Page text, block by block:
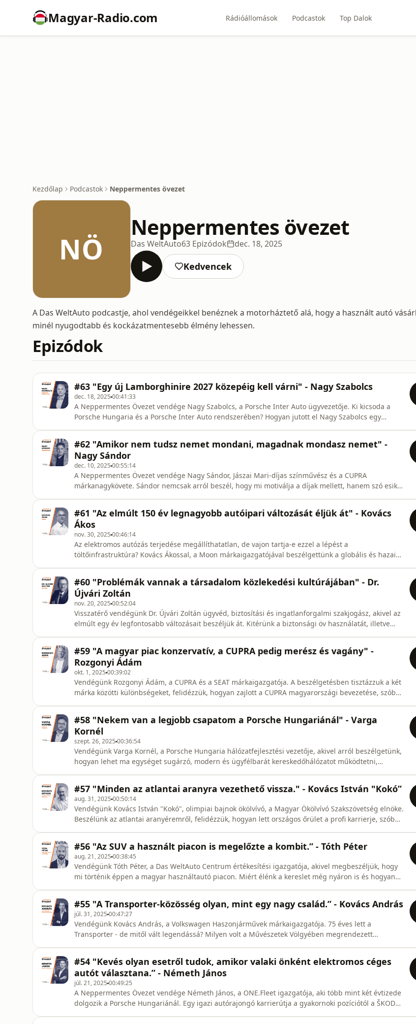
Magyar-Radio.com Rádióállomások Podcastok Top Dalok
Kezdőlap Podcastok Neppermentes övezet
NÖ
Neppermentes övezet
Das WeltAuto63 Epizódok dec. 18, 2025
Kedvencek
A Das WeltAuto podcastje, ahol vendégeikkel benéznek a motorháztető alá, hogy a használt autó
minél nyugodtabb és kockázatmentesebb élmény lehessen.
Epizódok
#63 "Egy új Lamborghinire 2027 közepéig kell várni" - Nagy Szabolcs
dec. 18, 2025 00:41:33
A Neppermentes Övezet vendége Nagy Szabolcs, a Porsche Inter Auto ügyvezetője. Ki kicsoda a
Porsche Hungaria és a Porsche Inter Auto rendszerében? Hogyan jutott el Nagy Szabolcs egy
a használt autó ke
#62 "Amikor nem tudsz nemet mondani, magadnak mondasz nemet" -
Nagy Sándor
dec. 10, 2025 00:55:14
A Neppermentes Övezet vendége Nagy Sándor, Jászai Mari-díjas színművész és a CUPRA
márkanagykövete. Sándor nemcsak arról beszél, hogy mi motiválja a díjak mellett, hanem szó esik a
Természetesen CUPR
#61 "Az elmúlt 150 év legnagyobb autóipari változását éljük át" - Kovács
Ákos
nov. 30, 2025 00:46:14
Az elektromos autózás terjedése megállíthatatlan, de vajon tartja-e ezzel a lépést a
töltőinfrastruktúra? Kovács Ákossal, a Moon márkaigazgatójával beszélgettünk a globális és hazai
hamarosan el az EU,
#60 "Problémák vannak a társadalom közlekedési kultúrájában" - Dr.
Újvári Zoltán
nov. 20, 2025 00:52:04
Visszatérő vendégünk Dr. Újvári Zoltán ügyvéd, biztosítási és ingatlanforgalmi szakjogász, akivel az
elmúlt egy év legfontosabb változásait beszéljük át. Kitérünk a biztonsági öv használatát, illetve
szabályozások, a k
#59 "A magyar piac konzervatív, a CUPRA pedig merész és vagány" -
Rozgonyi Ádám
okt. 1, 2025 00:39:02
Vendégünk Rozgonyi Ádám, a CUPRA és a SEAT márkaigazgatója. A beszélgetésben tisztázzuk a két
márka közötti különbségeket, felidézzük, hogyan zajlott a CUPRA magyarországi bevezetése, szóba
színvonalon g
#58 "Nekem van a legjobb csapatom a Porsche Hungariánál" - Varga
Kornél
szept. 26, 2025 00:36:54
Vendégünk Varga Kornél, a Porsche Hungaria hálózatfejlesztési vezetője, akivel arról beszélgetünk,
hogyan lehet ma egységet sugárzó, modern és ügyfélbarát kereskedőhálózatot működtetni,
Hogyan lehet mérni egy m
#57 "Minden az atlantai aranyra vezethető vissza." - Kovács István "Kokó”
aug. 31, 2025 00:50:14
Vendégünk Kovács István "Kokó", olimpiai bajnok ökölvívó, a Magyar Ökölvívó Szakszövetség elnöke.
Beszélünk az atlantai aranyéremről, felidézzük, hogyan lett országos őrület a profi karrierje, szóba
van szaké
#56 "Az SUV a használt piacon is megelőzte a kombit.” - Tóth Péter
aug. 21, 2025 00:38:45
Vendégünk Tóth Péter, a Das WeltAuto Centrum értékesítési igazgatója, akivel megbeszéljük, hogy
mi történik éppen a magyar használtautó piacon. Miért élénk a kereslet még nyáron is és hogyan
modellek valós kocká
#55 "A Transporter-közösség olyan, mint egy nagy család.” - Kovács András
júl. 31, 2025 00:47:27
Vendégünk Kovács András, a Volkswagen Haszonjárművek márkaigazgatója. 75 éves lett a
Transporter - de mitől vált legendássá? Milyen volt a Művészetek Völgyében megrendezett
Haszonjárművek múltjába, jelenébe és jövőj
#54 "Kevés olyan esetről tudok, amikor valaki önként elektromos céges
autót választana.” - Németh János
júl. 21, 2025 00:49:25
A Neppermentes Övezet vendége Németh János, a ONE.Fleet igazgatója, aki több mint két évtizede
dolgozik a Porsche Hungariánál. Egy igazi autórajongó karrierútja a gyakornoki pozíciótól a ŠKODA